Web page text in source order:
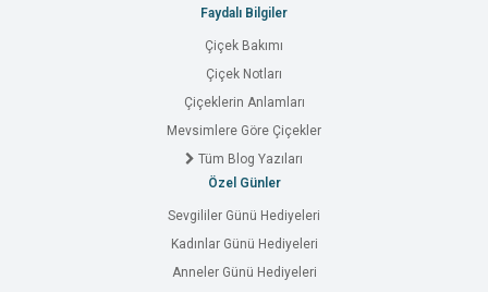
Faydalı Bilgiler
Çiçek Bakımı
Çiçek Notları
Çiçeklerin Anlamları
Mevsimlere Göre Çiçekler
Tüm Blog Yazıları
Özel Günler
Sevgililer Günü Hediyeleri
Kadınlar Günü Hediyeleri
Anneler Günü Hediyeleri